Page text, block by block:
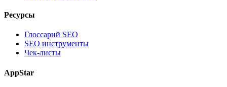
Ресурсы
Глоссарий SEO
SEO инструменты
Чек-листы
AppStar